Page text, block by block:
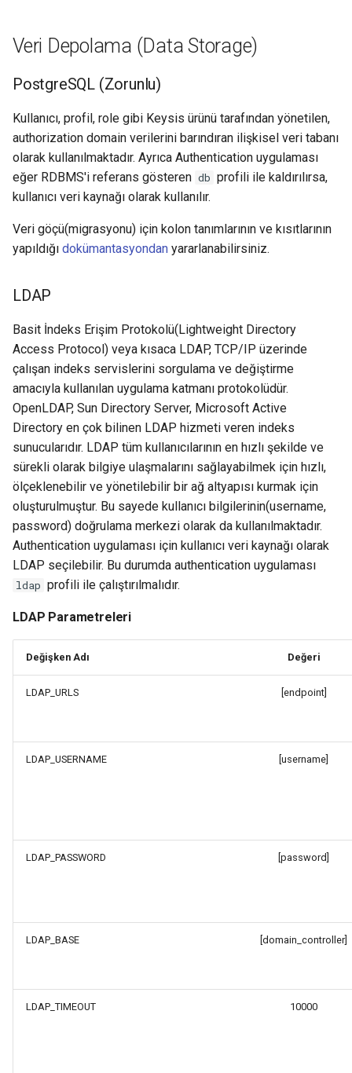
Veri Depolama (Data Storage)
PostgreSQL (Zorunlu)
Kullanıcı, profil, role gibi Keysis ürünü tarafından yönetilen,
authorization domain verilerini barındıran ilişkisel veri tabanı
olarak kullanılmaktadır. Ayrıca Authentication uygulaması
eğer RDBMS'i referans gösteren db profili ile kaldırılırsa,
kullanıcı veri kaynağı olarak kullanılır.
Veri göçü(migrasyonu) için kolon tanımlarının ve kısıtlarının
yapıldığı dokümantasyondan yararlanabilirsiniz.
LDAP
Basit İndeks Erişim Protokolü(Lightweight Directory
Access Protocol) veya kısaca LDAP, TCP/IP üzerinde
çalışan indeks servislerini sorgulama ve değiştirme
amacıyla kullanılan uygulama katmanı protokolüdür.
OpenLDAP, Sun Directory Server, Microsoft Active
Directory en çok bilinen LDAP hizmeti veren indeks
sunucularıdır. LDAP tüm kullanıcılarının en hızlı şekilde ve
sürekli olarak bilgiye ulaşmalarını sağlayabilmek için hızlı,
ölçeklenebilir ve yönetilebilir bir ağ altyapısı kurmak için
oluşturulmuştur. Bu sayede kullanıcı bilgilerinin(username,
password) doğrulama merkezi olarak da kullanılmaktadır.
Authentication uygulaması için kullanıcı veri kaynağı olarak
LDAP seçilebilir. Bu durumda authentication uygulaması
ldap profili ile çalıştırılmalıdır.
LDAP Parametreleri
Değişken Adı Değeri
LDAP_URLS [endpoint]
LDAP_USERNAME [username]
LDAP_PASSWORD [password]
LDAP_BASE [domain_controller]
LDAP_TIMEOUT 10000